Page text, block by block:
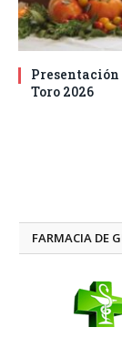
Presentación
Toro 2026
FARMACIA DE